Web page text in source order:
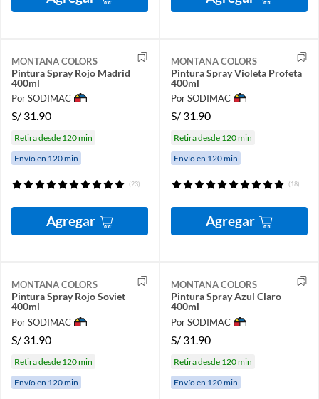
MONTANA COLORS
Pintura Spray Rojo Madrid
400ml
Por SODIMAC
S/ 31.90
Retira desde 120 min
Envío en 120 min
(23)
Agregar
MONTANA COLORS
Pintura Spray Violeta Profeta
400ml
Por SODIMAC
S/ 31.90
Retira desde 120 min
Envío en 120 min
(18)
Agregar
MONTANA COLORS
Pintura Spray Rojo Soviet
400ml
Por SODIMAC
S/ 31.90
Retira desde 120 min
Envío en 120 min
MONTANA COLORS
Pintura Spray Azul Claro
400ml
Por SODIMAC
S/ 31.90
Retira desde 120 min
Envío en 120 min